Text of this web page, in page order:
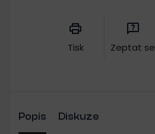
Tisk Zeptat se
Popis Diskuze